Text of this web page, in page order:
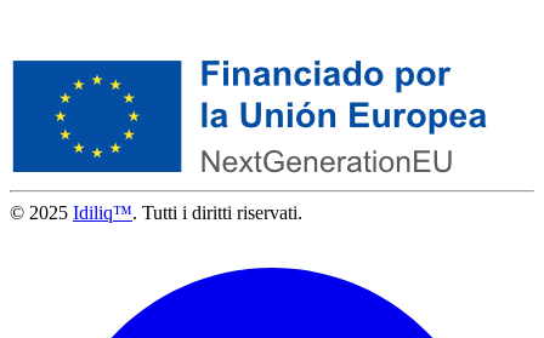
© 2025 Idiliq™. Tutti i diritti riservati.